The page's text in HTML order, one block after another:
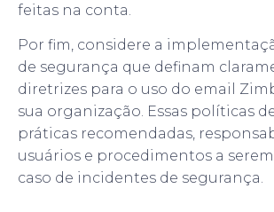
feitas na conta.
Por fim, considere a
de segurança que definam
diretrizes para o uso do email
sua organização. Essas políticas
práticas recomendadas,
usuários e procedimentos a
caso de incidentes de segurança.